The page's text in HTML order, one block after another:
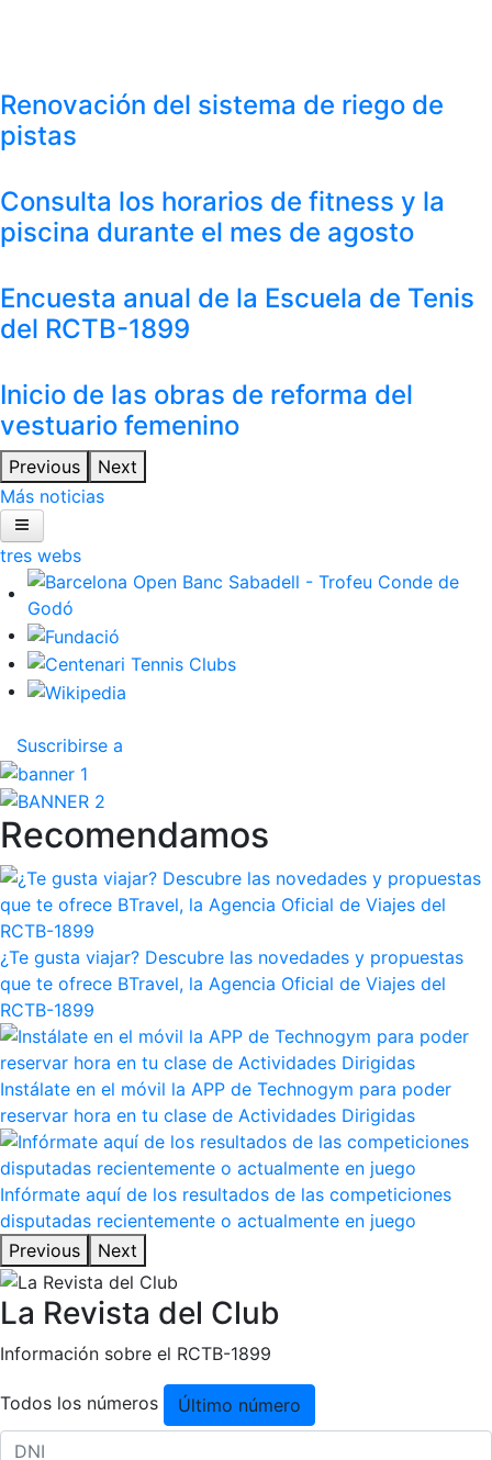
Renovación del sistema de riego de
pistas
Consulta los horarios de fitness y la
piscina durante el mes de agosto
Encuesta anual de la Escuela de Tenis
del RCTB-1899
Inicio de las obras de reforma del
vestuario femenino
Previous
Next
Más noticias
Inicio
Área social
Restaurantes Patrocinio
Inscripciones
webs
Suscribirse a
Recomendamos
¿Te gusta viajar? Descubre las novedades y propuestas
que te ofrece BTravel, la Agencia Oficial de Viajes del
RCTB-1899
Instálate en el móvil la APP de Technogym para poder
reservar hora en tu clase de Actividades Dirigidas
Infórmate aquí de los resultados de las competiciones
disputadas recientemente o actualmente en juego
Previous
Next
La Revista del Club
Información sobre el RCTB-1899
Todos los números Último número